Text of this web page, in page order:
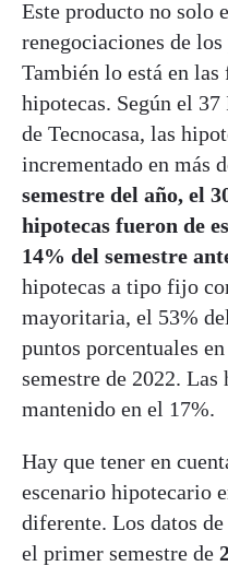
Este producto no solo
renegociaciones de
También lo está en las
hipotecas. Según el
de Tecnocasa, las
incrementado en más
semestre del año, el
hipotecas fueron de
14% del semestre
hipotecas a tipo fijo
mayoritaria, el 53%
puntos porcentuales
semestre de 2022. Las
mantenido en el 17%.
Hay que tener en
escenario hipotecario
diferente. Los datos
el primer semestre de